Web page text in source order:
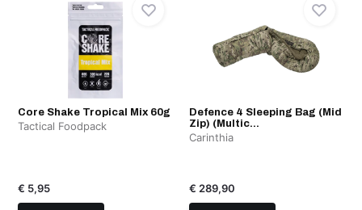
Core Shake Tropical Mix 60g
Tactical Foodpack
€ 5,95
Defence 4 Sleeping Bag (Mid
Zip) (Multic...
Carinthia
€ 289,90